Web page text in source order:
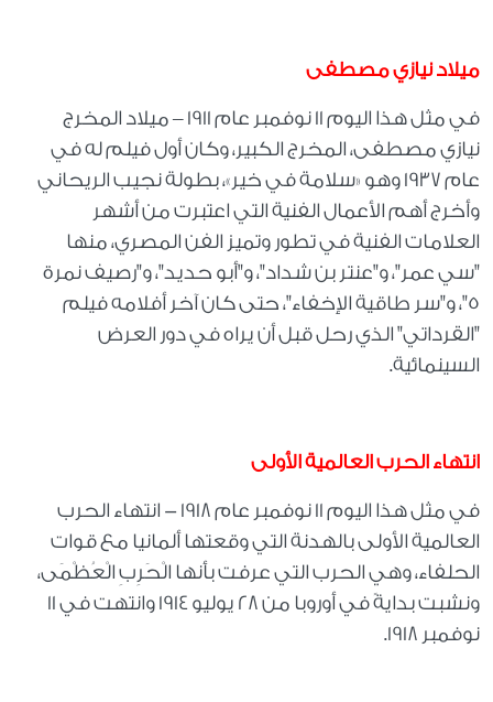
ميلاد نيازي مصطفى
في مثل هذا اليوم 11 نوفمبر عام 1911 – ميلاد المخرج
نيازي مصطفى، المخرج الكبير، وكان أول فيلم له في
عام 1937 وهو «سلامة في خير»، بطولة نجيب الريحاني
وأخرج أهم الأعمال الفنية التي اعتبرت من أشهر
العلامات الفنية في تطور وتميز الفن المصري، منها
"سي عمر"، و"عنتر بن شداد"، و"أبو حديد"، و"رصيف نمرة
5"، و"سر طاقية الإخفاء"، حتى كان آخر أفلامه فيلم
"القرداتي" الذي رحل قبل أن يراه في دور العرض
السينمائية.
انتهاء الحرب العالمية الأولى
في مثل هذا اليوم 11 نوفمبر عام 1918 - انتهاء الحرب
العالمية الأولى بالهدنة التي وقعتها ألمانيا مع قوات
الحلفاء، وهي الحرب التي عرفت بأنها الْحَرِبِ الْعُظْمَى،
ونشبت بدايةً في أوروبا من 28 يوليو 1914 وانتهت في 11
نوفمبر 1918
.